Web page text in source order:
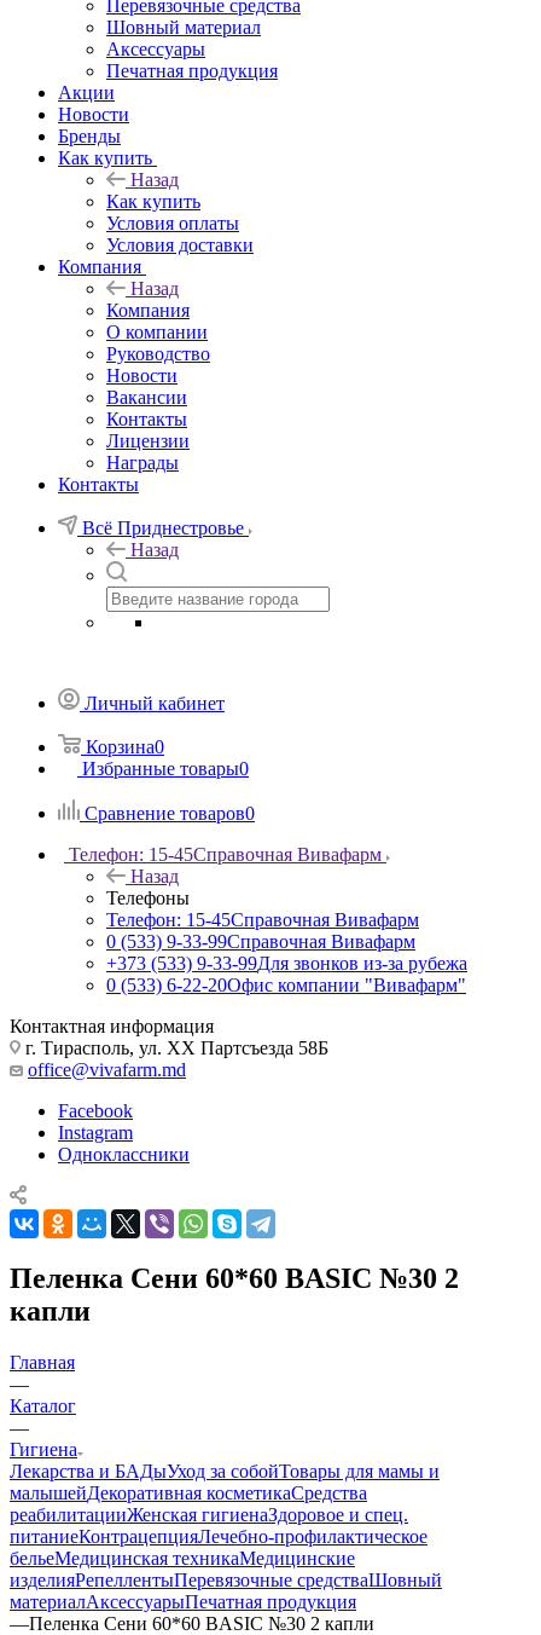
Перевязочные средства
Шовный материал
Аксессуары
Печатная продукция
Акции
Новости
Бренды
Как купить
Назад
Как купить
Условия оплаты
Условия доставки
Компания
Назад
Компания
О компании
Руководство
Новости
Вакансии
Контакты
Лицензии
Награды
Контакты
Всё Приднестровье
Назад
Личный кабинет
Корзина0
Избранные товары0
Сравнение товаров0
Телефон: 15-45Справочная Вивафарм
Назад
Телефоны
Телефон: 15-45Справочная Вивафарм
0 (533) 9-33-99Справочная Вивафарм
+373 (533) 9-33-99Для звонков из-за рубежа
0 (533) 6-22-20Офис компании "Вивафарм"
Контактная информация
г. Тирасполь, ул. ХХ Партсъезда 58Б
office@vivafarm.md
Facebook
Instagram
Одноклассники
Пеленка Сени 60*60 BASIC №30 2
капли
Главная
—
Каталог
—
Гигиена
Лекарства и БАДыУход за собойТовары для мамы и
малышейДекоративная косметикаСредства
реабилитацииЖенская гигиенаЗдоровое и спец.
питаниеКонтрацепцияЛечебно-профилактическое
бельеМедицинская техникаМедицинские
изделияРепеллентыПеревязочные средстваШовный
материалАксессуарыПечатная продукция
—Пеленка Сени 60*60 BASIC №30 2 капли